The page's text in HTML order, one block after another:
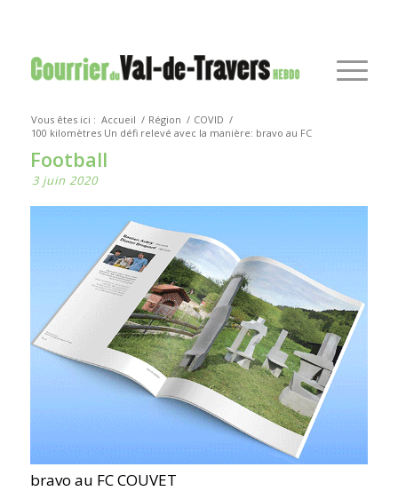
Vous êtes ici : Accueil / Région / COVID /
100 kilomètres Un défi relevé avec la manière: bravo au FC
Football
3 juin 2020
bravo au FC COUVET